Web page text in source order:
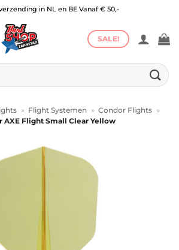
in NL en BE Vanaf € 50,-
SALE!
» Flight Systemen » Condor Flights »
AXE Flight Small Clear Yellow